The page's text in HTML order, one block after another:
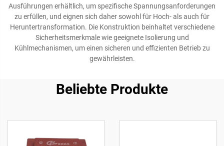
Ausführungen erhältlich, um spezifische Spannungsanforderungen
zu erfüllen, und eignen sich daher sowohl für Hoch- als auch für
Heruntertransformation. Die Konstruktion beinhaltet verschiedene
Sicherheitsmerkmale wie geeignete Isolierung und
Kühlmechanismen, um einen sicheren und effizienten Betrieb zu
gewährleisten.
Beliebte Produkte